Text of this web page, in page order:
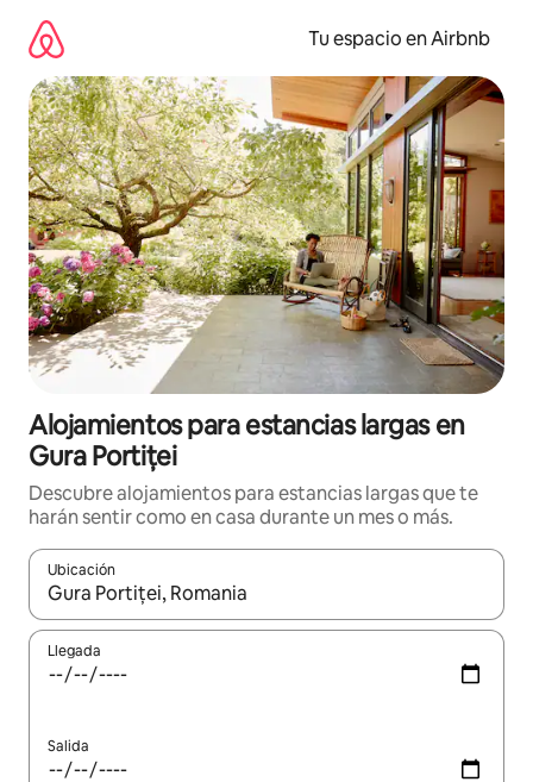
contenido
Tu espacio en Airbnb
Alojamientos para estancias largas en
Gura Portiței
Descubre alojamientos para estancias largas que te
harán sentir como en casa durante un mes o más.
Ubicación
Cuando los resultados estén disponibles, podrás navegar
Llegada
Salida